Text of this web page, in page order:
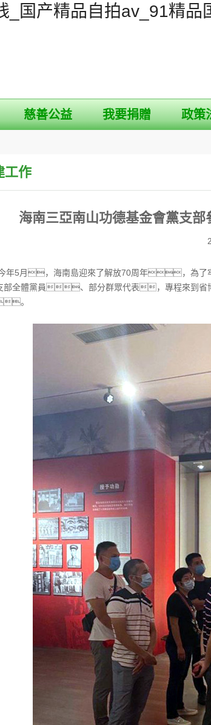
_国产精品自拍av_91精品
慈善公益 我要捐贈 政策
工作
海南三亞南山功德基金會黨支
5月，海南島迎來了解放70周年，為了
部全體黨員、部分群眾代表，專程來到省
。